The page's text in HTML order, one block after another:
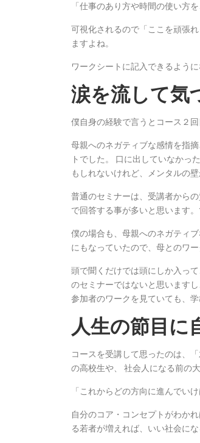
「仕事のあり方や時間の使い方
可視化されるので「ここを頑張
ますよね。
ワークシートに記入できるよう
涙を流して気
僕自身の経験で言うとコース２
母親へのネガティブな感情を指
トでした。 口に出していなかっ
もしれないけれど、メンタルの
普通のセミナーは、受講者から
で回答する事が多いと思います
僕の場合も、母親へのネガティ
にもなっていたので、母とのワー
頭で聞くだけでは頭にしか入っ
のセミナーではないと思います
参加者のワークを見ていても、学
人生の節目に
コースを受講して思ったのは、
の高校生や、 社会人になる前の
「これからどの方向に進んでいけ
自分のコア・コンセプトがわか
る若者が増えれば、いい社会にな